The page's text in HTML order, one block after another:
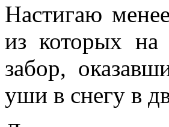
Настигаю
из которых на
забор,
уши в снегу в